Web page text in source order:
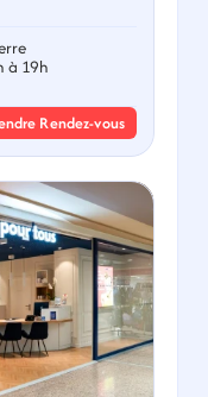
à 19h
Rendez-vous